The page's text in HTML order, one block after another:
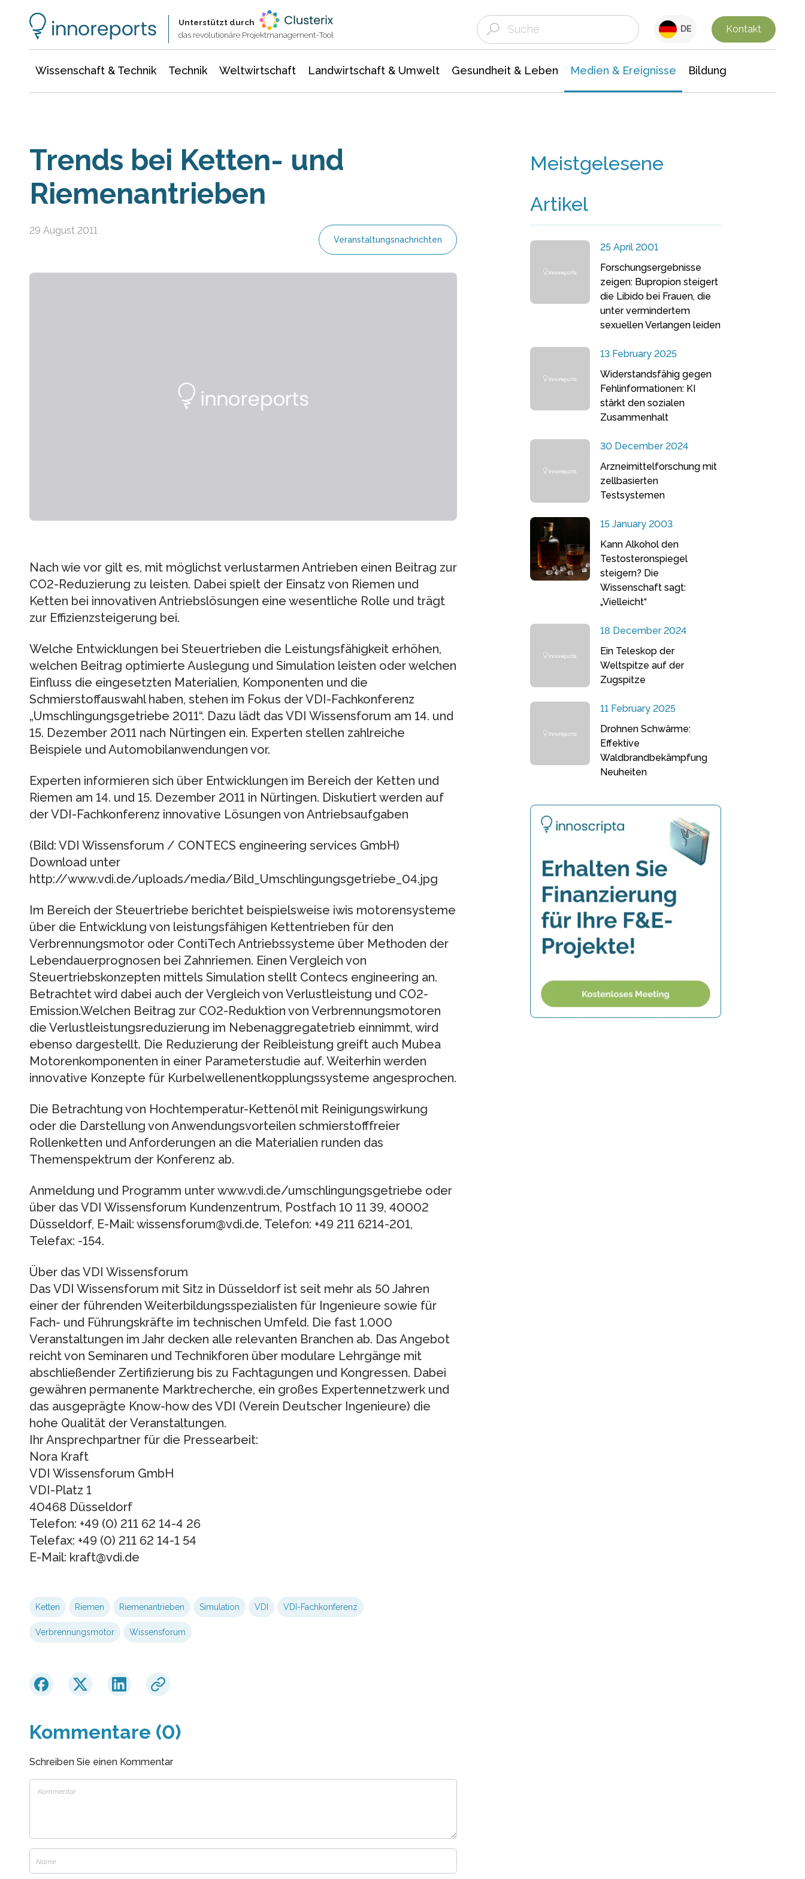
Unterstützt durch
das revolutionäre Projektmanagement-Tool
DE Kontakt
Wissenschaft & Technik Technik Weltwirtschaft Landwirtschaft & Umwelt Gesundheit & Leben Medien & Ereignisse Bildung
Trends bei Ketten- und
Riemenantrieben
29 August 2011
Veranstaltungsnachrichten
Nach wie vor gilt es, mit möglichst verlustarmen Antrieben einen Beitrag zur
CO2-Reduzierung zu leisten. Dabei spielt der Einsatz von Riemen und
Ketten bei innovativen Antriebslösungen eine wesentliche Rolle und trägt
zur Effizienzsteigerung bei.
Welche Entwicklungen bei Steuertrieben die Leistungsfähigkeit erhöhen,
welchen Beitrag optimierte Auslegung und Simulation leisten oder welchen
Einfluss die eingesetzten Materialien, Komponenten und die
Schmierstoffauswahl haben, stehen im Fokus der VDI-Fachkonferenz
„Umschlingungsgetriebe 2011“. Dazu lädt das VDI Wissensforum am 14. und
15. Dezember 2011 nach Nürtingen ein. Experten stellen zahlreiche
Beispiele und Automobilanwendungen vor.
Experten informieren sich über Entwicklungen im Bereich der Ketten und
Riemen am 14. und 15. Dezember 2011 in Nürtingen. Diskutiert werden auf
der VDI-Fachkonferenz innovative Lösungen von Antriebsaufgaben
(Bild: VDI Wissensforum / CONTECS engineering services GmbH)
Download unter
http://www.vdi.de/uploads/media/Bild_Umschlingungsgetriebe_04.jpg
Im Bereich der Steuertriebe berichtet beispielsweise iwis motorensysteme
über die Entwicklung von leistungsfähigen Kettentrieben für den
Verbrennungsmotor oder ContiTech Antriebssysteme über Methoden der
Lebendauerprognosen bei Zahnriemen. Einen Vergleich von
Steuertriebskonzepten mittels Simulation stellt Contecs engineering an.
Betrachtet wird dabei auch der Vergleich von Verlustleistung und CO2-
Emission.Welchen Beitrag zur CO2-Reduktion von Verbrennungsmotoren
die Verlustleistungsreduzierung im Nebenaggregatetrieb einnimmt, wird
ebenso dargestellt. Die Reduzierung der Reibleistung greift auch Mubea
Motorenkomponenten in einer Parameterstudie auf. Weiterhin werden
innovative Konzepte für Kurbelwellenentkopplungssysteme angesprochen.
Die Betrachtung von Hochtemperatur-Kettenöl mit Reinigungswirkung
oder die Darstellung von Anwendungsvorteilen schmierstofffreier
Rollenketten und Anforderungen an die Materialien runden das
Themenspektrum der Konferenz ab.
Anmeldung und Programm unter www.vdi.de/umschlingungsgetriebe oder
über das VDI Wissensforum Kundenzentrum, Postfach 10 11 39, 40002
Düsseldorf, E-Mail: wissensforum@vdi.de, Telefon: +49 211 6214-201,
Telefax: -154.
Über das VDI Wissensforum
Das VDI Wissensforum mit Sitz in Düsseldorf ist seit mehr als 50 Jahren
einer der führenden Weiterbildungsspezialisten für Ingenieure sowie für
Fach- und Führungskräfte im technischen Umfeld. Die fast 1.000
Veranstaltungen im Jahr decken alle relevanten Branchen ab. Das Angebot
reicht von Seminaren und Technikforen über modulare Lehrgänge mit
abschließender Zertifizierung bis zu Fachtagungen und Kongressen. Dabei
gewähren permanente Marktrecherche, ein großes Expertennetzwerk und
das ausgeprägte Know-how des VDI (Verein Deutscher Ingenieure) die
hohe Qualität der Veranstaltungen.
Ihr Ansprechpartner für die Pressearbeit:
Nora Kraft
VDI Wissensforum GmbH
VDI-Platz 1
40468 Düsseldorf
Telefon: +49 (0) 211 62 14-4 26
Telefax: +49 (0) 211 62 14-1 54
E-Mail: kraft@vdi.de
Ketten Riemen Riemenantrieben Simulation VDI VDI-Fachkonferenz
Verbrennungsmotor Wissensforum
Kommentare (0)
Schreiben Sie einen Kommentar
Meistgelesene
Artikel
25 April 2001
Forschungsergebnisse
zeigen: Bupropion steigert
die Libido bei Frauen, die
unter vermindertem
sexuellen Verlangen leiden
13 February 2025
Widerstandsfähig gegen
Fehlinformationen: KI
stärkt den sozialen
Zusammenhalt
30 December 2024
Arzneimittelforschung mit
zellbasierten
Testsystemen
15 January 2003
Kann Alkohol den
Testosteronspiegel
steigern? Die
Wissenschaft sagt:
„Vielleicht“
18 December 2024
Ein Teleskop der
Weltspitze auf der
Zugspitze
11 February 2025
Drohnen Schwärme:
Effektive
Waldbrandbekämpfung
Neuheiten